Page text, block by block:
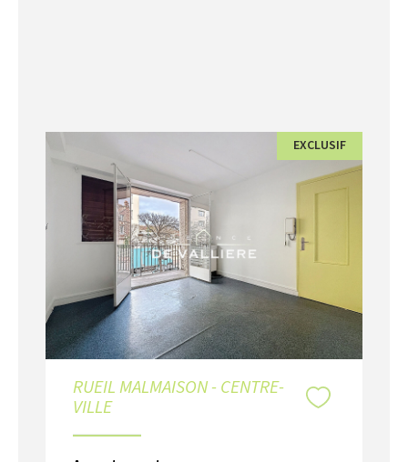
EXCLUSIF
RUEIL MALMAISON - CENTRE-
VILLE